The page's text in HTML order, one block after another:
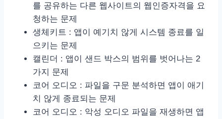
를 공유하는 다른 웹사이트의 웹인증자격을 요
청하는 문제
생체키트 : 앱이 예기치 않게 시스템 종료를 일
으키는 문제
캘린더 : 앱이 샌드 박스의 범위를 벗어나는 2
가지 문제
코어 오디오 : 파일을 구문 분석하면 앱이 애기
치 않게 종료되는 문제
코어 오디오 : 악성 오디오 파일을 재생하면 앱